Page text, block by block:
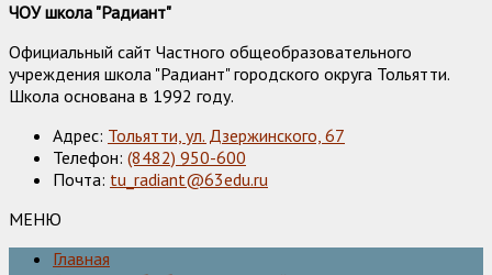
ЧОУ школа "Радиант"
Официальный сайт Частного общеобразовательного
учреждения школа "Радиант" городского округа Тольятти.
Школа основана в 1992 году.
Адрес: Тольятти, ул. Дзержинского, 67
Телефон: (8482) 950-600
Почта: tu_radiant@63edu.ru
МЕНЮ
Главная